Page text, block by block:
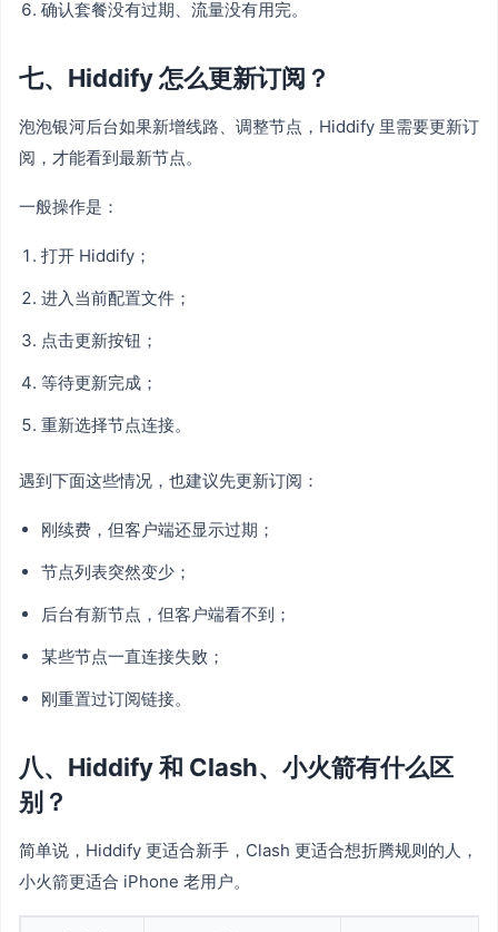
确认套餐没有过期、流量没有用完。
七、Hiddify 怎么更新订阅？
泡泡银河后台如果新增线路、调整节点，Hiddify 里需要更新订
阅，才能看到最新节点。
一般操作是：
打开 Hiddify；
进入当前配置文件；
点击更新按钮；
等待更新完成；
重新选择节点连接。
遇到下面这些情况，也建议先更新订阅：
刚续费，但客户端还显示过期；
节点列表突然变少；
后台有新节点，但客户端看不到；
某些节点一直连接失败；
刚重置过订阅链接。
八、Hiddify 和 Clash、小火箭有什么区
别？
简单说，Hiddify 更适合新手，Clash 更适合想折腾规则的人，
小火箭更适合 iPhone 老用户。